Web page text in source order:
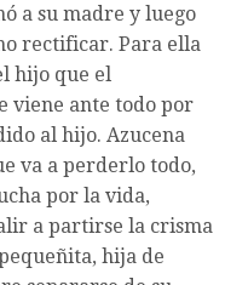
a su madre y luego
rectificar. Para ella
hijo que el
viene ante todo por
al hijo. Azucena
va a perderlo todo,
por la vida,
a partirse la crisma
hija de